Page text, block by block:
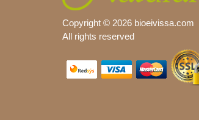
Copyright © 2026 bioeivissa.com
All rights reserved